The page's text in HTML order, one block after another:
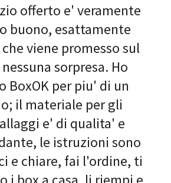
offerto e' veramente
buono, esattamente
viene promesso sul
sorpresa. Ho
BoxOK per piu' di un
il materiale per gli
e' di qualita' e
le istruzioni sono
e chiare, fai l'ordine, ti